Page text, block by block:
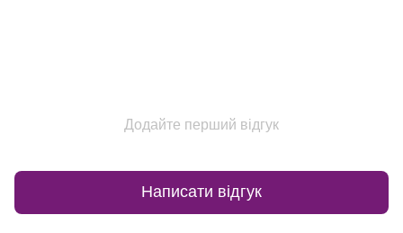
Додайте перший відгук
Написати відгук